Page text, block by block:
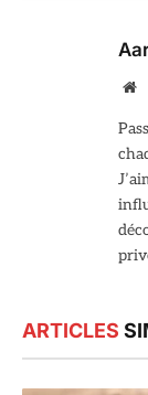
ARTICLES